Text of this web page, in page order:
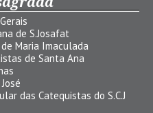
de S.Josafat
Maria Imaculada
de Santa Ana
das Catequistas do S.C.J